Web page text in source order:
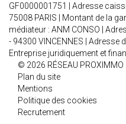
GF0000001751 | Adresse
75008 PARIS | Montant de la
médiateur : ANM CONSO |
- 94300 VINCENNES | Adresse
Entreprise juridiquement et
© 2026 RÉSEAU PROXIMMO
Plan du site
Mentions
Politique des cookies
Recrutement